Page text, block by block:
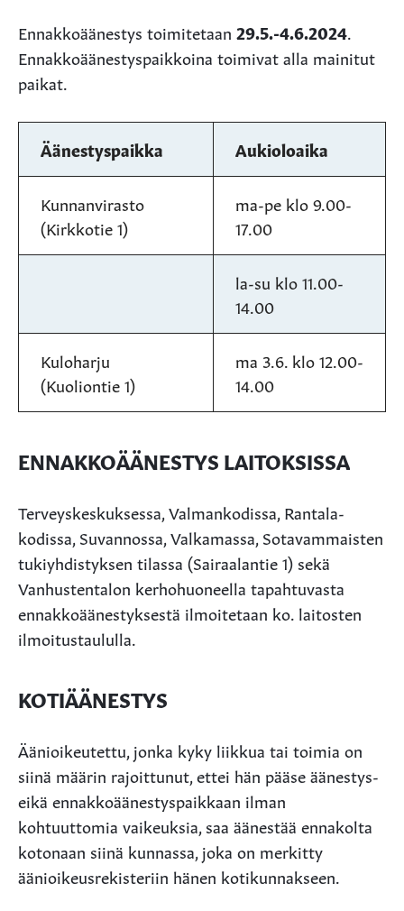
Ennakkoäänestys toimitetaan 29.5.-4.6.2024.
Ennakkoäänestyspaikkoina toimivat alla mainitut
paikat.
Äänestyspaikka Aukioloaika
Kunnanvirasto
(Kirkkotie 1)
ma-pe klo 9.00-
17.00
la-su klo 11.00-
14.00
Kuloharju
(Kuoliontie 1)
ma 3.6. klo 12.00-
14.00
ENNAKKOÄÄNESTYS LAITOKSISSA
Terveyskeskuksessa, Valmankodissa, Rantala-
kodissa, Suvannossa, Valkamassa, Sotavammaisten
tukiyhdistyksen tilassa (Sairaalantie 1) sekä
Vanhustentalon kerhohuoneella tapahtuvasta
ennakkoäänestyksestä ilmoitetaan ko. laitosten
ilmoitustaululla.
KOTIÄÄNESTYS
Äänioikeutettu, jonka kyky liikkua tai toimia on
siinä määrin rajoittunut, ettei hän pääse äänestys-
eikä ennakkoäänestyspaikkaan ilman
kohtuuttomia vaikeuksia, saa äänestää ennakolta
kotonaan siinä kunnassa, joka on merkitty
äänioikeusrekisteriin hänen kotikunnakseen.